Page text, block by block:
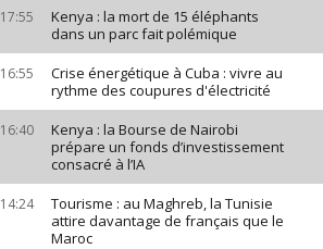
17:55
Kenya : la mort de 15 éléphants
dans un parc fait polémique
16:55
Crise énergétique à Cuba : vivre au
rythme des coupures d'électricité
16:40
Kenya : la Bourse de Nairobi
prépare un fonds d’investissement
consacré à l’IA
14:24
Tourisme : au Maghreb, la Tunisie
attire davantage de français que le
Maroc